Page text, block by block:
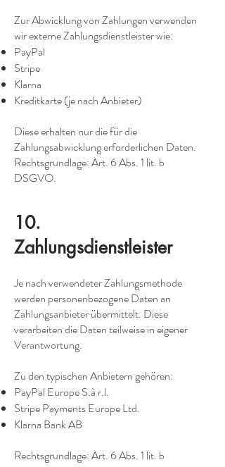
Zur Abwicklung von Zahlungen verwenden
wir externe Zahlungsdienstleister wie:
PayPal
Stripe
Klarna
Kreditkarte (je nach Anbieter)
Diese erhalten nur die für die
Zahlungsabwicklung erforderlichen Daten.
Rechtsgrundlage: Art. 6 Abs. 1 lit. b
DSGVO.
10.
Zahlungsdienstleister
Je nach verwendeter Zahlungsmethode
werden personenbezogene Daten an
Zahlungsanbieter übermittelt. Diese
verarbeiten die Daten teilweise in eigener
Verantwortung.
Zu den typischen Anbietern gehören:
PayPal Europe S.à r.l.
Stripe Payments Europe Ltd.
Klarna Bank AB
Rechtsgrundlage: Art. 6 Abs. 1 lit. b